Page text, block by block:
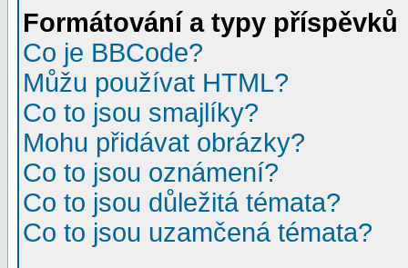
Formátování a typy příspěvků
Co je BBCode?
Můžu používat HTML?
Co to jsou smajlíky?
Mohu přidávat obrázky?
Co to jsou oznámení?
Co to jsou důležitá témata?
Co to jsou uzamčená témata?